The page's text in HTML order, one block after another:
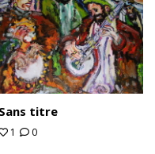
Sans titre
1 0